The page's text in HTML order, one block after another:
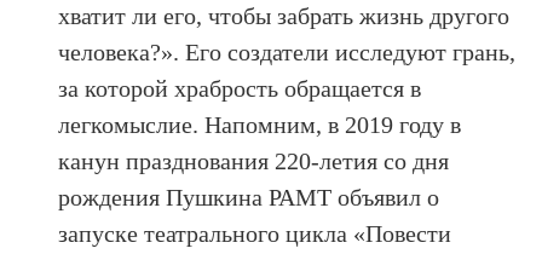
хватит ли его, чтобы забрать жизнь другого
человека?». Его создатели исследуют грань,
за которой храбрость обращается в
легкомыслие. Напомним, в 2019 году в
канун празднования 220-летия со дня
рождения Пушкина РАМТ объявил о
запуске театрального цикла «Повести